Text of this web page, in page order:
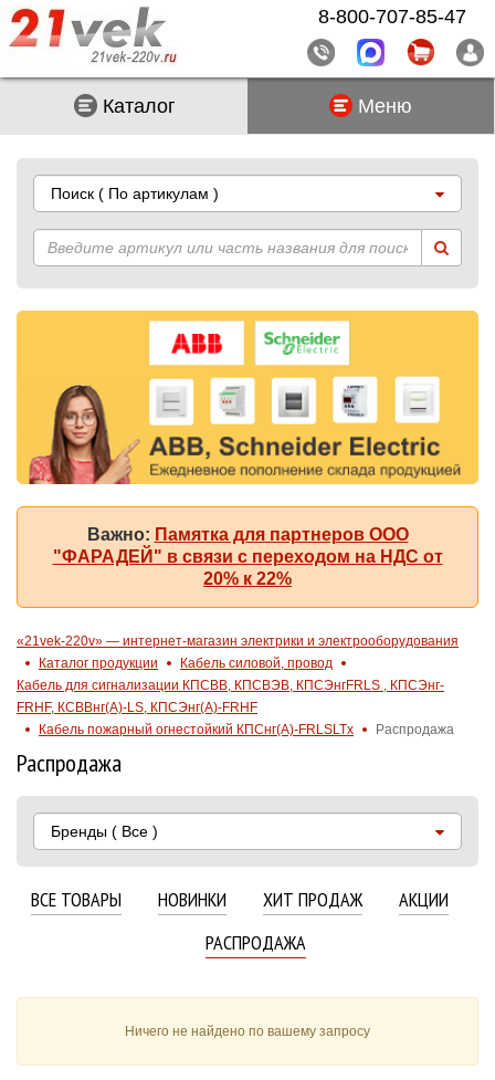
Каталог Меню
Поиск ( По артикулам )
Важно: Памятка для партнеров ООО
"ФАРАДЕЙ" в связи с переходом на НДС от
20% к 22%
«21vek-220v» — интернет-магазин электрики и электрооборудования
Каталог продукции
Кабель силовой, провод
Кабель для сигнализации КПСВВ, КПСВЭВ, КПСЭнгFRLS , КПСЭнг-
FRHF, КСВВнг(А)-LS, КПСЭнг(А)-FRHF
Кабель пожарный огнестойкий КПСнг(A)-FRLSLTx
Распродажа
Распродажа
Бренды ( Все )
ВСЕ ТОВАРЫ НОВИНКИ ХИТ ПРОДАЖ
АКЦИИ
РАСПРОДАЖА
Ничего не найдено по вашему запросу
8-800-707-85-47